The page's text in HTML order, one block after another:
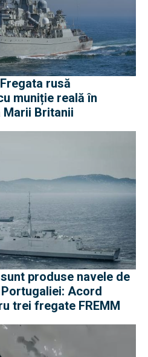
rusă
muniție reală în
Marii Britanii
produse navele de
Acord
trei fregate FREMM